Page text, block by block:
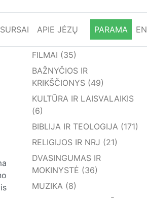
APIE JĖZŲ PARAMA EN
FILMAI (35)
BAŽNYČIOS IR
KRIKŠČIONYS (49)
KULTŪRA IR LAISVALAIKIS
(6)
BIBLIJA IR TEOLOGIJA (171)
RELIGIJOS IR NRJ (21)
DVASINGUMAS IR
MOKINYSTĖ (36)
MUZIKA (8)